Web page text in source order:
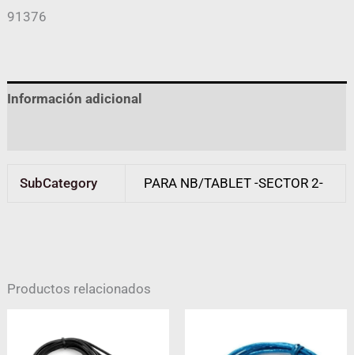
91376
Información adicional
SubCategory PARA NB/TABLET -SECTOR 2-
Productos relacionados